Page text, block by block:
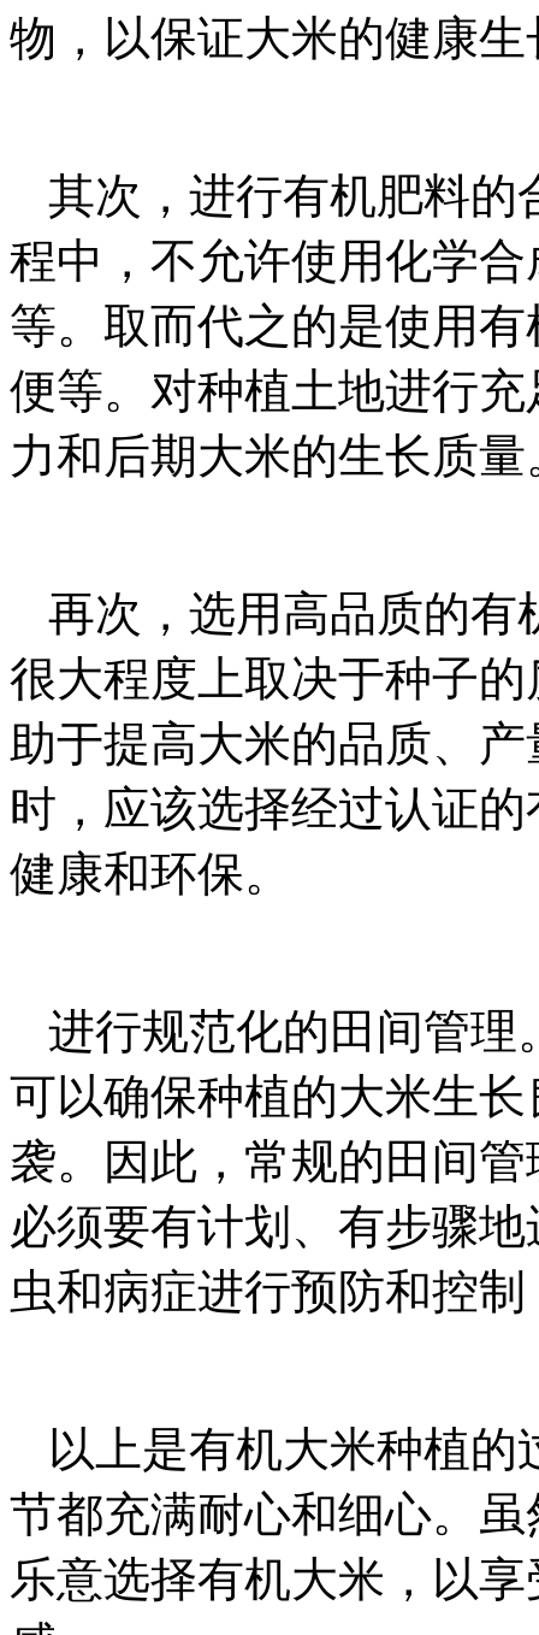
物，以保证大米的健康生
其次，进行有机肥料的
程中，不允许使用化学
等。取而代之的是使用
便等。对种植土地进行
力和后期大米的生长质量
再次，选用高品质的有
很大程度上取决于种子
助于提高大米的品质、
时，应该选择经过认证
健康和环保。
进行规范化的田间管理
可以确保种植的大米生
袭。因此，常规的田间
必须要有计划、有步骤
虫和病症进行预防和控
以上是有机大米种植
节都充满耐心和细心。
乐意选择有机大米，以